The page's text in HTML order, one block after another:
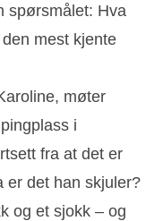
spørsmålet: Hva
mest kjente
møter
i
fra at det er
er det han skjuler?
og et sjokk – og